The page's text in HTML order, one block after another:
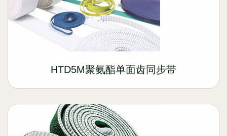
HTD5M聚氨酯单面齿同步带